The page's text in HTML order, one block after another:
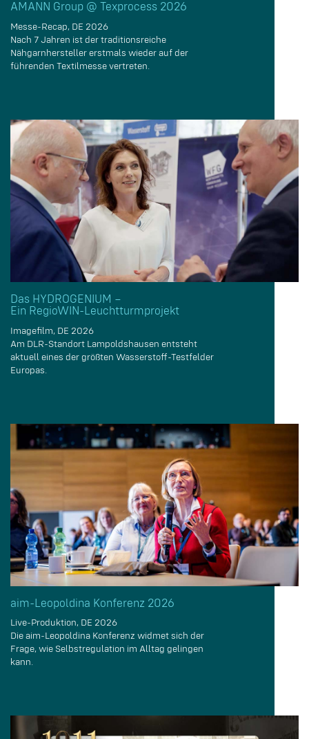
AMANN Group @ Texprocess 2026
Messe-Recap, DE 2026
Nach 7 Jahren ist der traditionsreiche
Nähgarnhersteller erstmals wieder auf der
führenden Textilmesse vertreten.
Das HYDROGENIUM –
Ein RegioWIN-Leuchtturmprojekt
Imagefilm, DE 2026
Am DLR-Standort Lampoldshausen entsteht
aktuell eines der größten Wasserstoff-Testfelder
Europas.
aim-Leopoldina Konferenz 2026
Live-Produktion, DE 2026
Die aim-Leopoldina Konferenz widmet sich der
Frage, wie Selbstregulation im Alltag gelingen
kann.